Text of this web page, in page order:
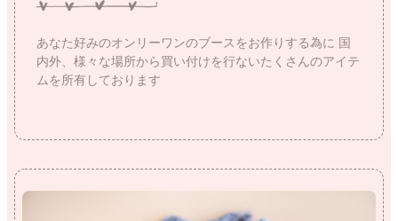
あなた好みのオンリーワンのブースをお作りする為に 国
内外、様々な場所から買い付けを行ないたくさんのアイテ
ムを所有しております